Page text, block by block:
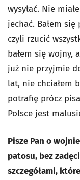
wysyłać. Nie
jechać. Bałem
czyli rzucić
bałem się wojny,
już nie przyjmie
lat, nie chciałem
potrafię prócz
Polsce jest
Pisze Pan o
patosu, bez
szczegółami,